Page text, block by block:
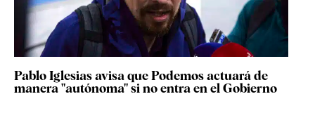
Pablo Iglesias avisa que Podemos actuará de
manera "autónoma" si no entra en el Gobierno